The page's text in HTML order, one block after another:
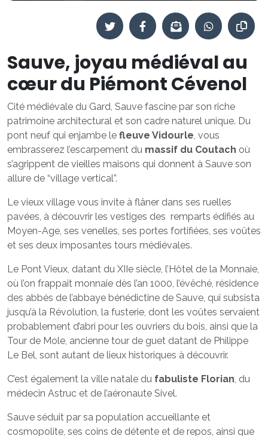
Sauve, joyau médiéval au
cœur du Piémont Cévenol
Cité médiévale du Gard, Sauve fascine par son riche
patrimoine architectural et son cadre naturel unique. Du
pont neuf qui enjambe le fleuve Vidourle, vous
embrasserez l’escarpement du massif du Coutach où
s’agrippent de vieilles maisons qui donnent à Sauve son
allure de “village vertical”.
Le vieux village vous invite à flâner dans ses ruelles
pavées, à découvrir les vestiges des remparts édifiés au
Moyen-Age, ses venelles, ses portes fortifiées, ses voûtes
et ses deux imposantes tours médiévales.
Le Pont Vieux, datant du XIIe siècle, l’Hôtel de la Monnaie,
où l’on frappait monnaie dès l’an 1000, l’évêché, résidence
des abbés de l’abbaye bénédictine de Sauve, qui subsista
jusqu’à la Révolution, la fusterie, dont les voûtes servaient
probablement d’abri pour les ouvriers du bois, ainsi que la
Tour de Mole, ancienne tour de guet datant de Philippe
Le Bel, sont autant de lieux historiques à découvrir.
C’est également la ville natale du fabuliste Florian, du
médecin Astruc et de l’aéronaute Sivel.
Sauve séduit par sa population accueillante et
cosmopolite, ses coins de détente et de repos, ainsi que